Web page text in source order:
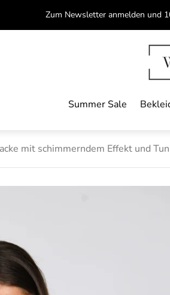
Zum Newsletter anmelden und
Summer Sale
mit schimmerndem Effekt und